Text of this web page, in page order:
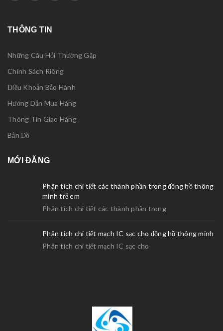
THÔNG TIN
Những Câu Hỏi Thường Gặp
Chính Sách Riêng
Điều Khoản Bảo Hành
Hướng Dẫn Mua Hàng
Thông Tin Giao Hàng
Bản Đồ
MỚI ĐĂNG
Phân tích chi tiết các thành phần trong đồng hồ thông
minh trẻ em
Phân tích chi tiết các thành phần trong
Phân tích chi tiết mạch IC sạc cho đồng hồ thông minh
Phân tích chi tiết mạch IC sạc cho